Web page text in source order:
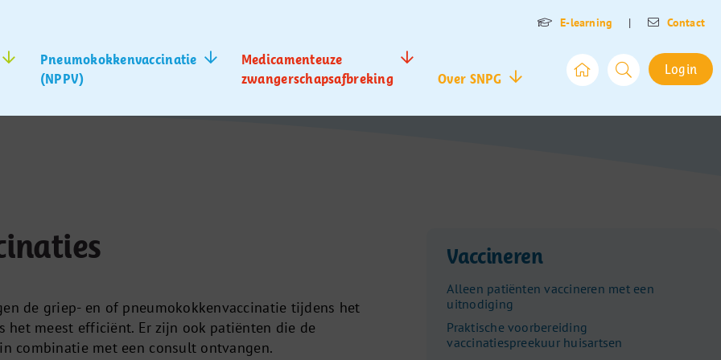
E-learning | Contact
Pneumokokkenvaccinatie
(NPPV)
Medicamenteuze
zwangerschapsafbreking
Over SNPG
Login
de griep- en of pneumokokkenvaccinatie tijdens het
het meest efficiënt. Er zijn ook patiënten die de
combinatie met een consult ontvangen.
Vaccineren
Alleen patiënten vaccineren met een
uitnodiging
Praktische voorbereiding
vaccinatiespreekuur huisartsen